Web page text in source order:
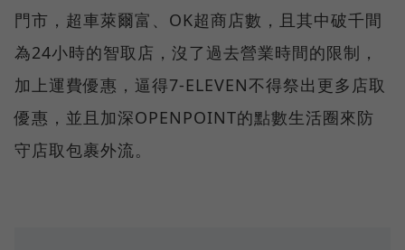
門市，超車萊爾富、OK超商店數，且其中破千間
為24小時的智取店，沒了過去營業時間的限制，
加上運費優惠，逼得7-ELEVEN不得祭出更多店取
優惠，並且加深OPENPOINT的點數生活圈來防
守店取包裹外流。